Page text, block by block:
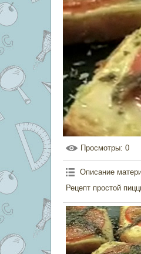
Просмотры: 0
Описание
Рецепт простой